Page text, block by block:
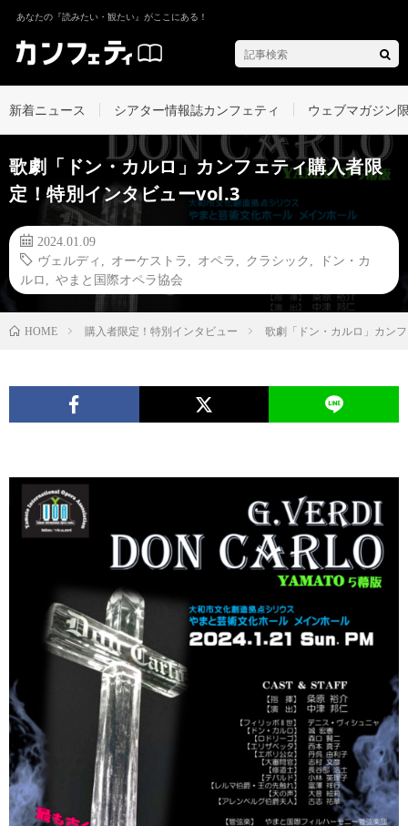
あなたの『読みたい・観たい』がここにある！
新着ニュース シアター情報誌カンフェティ ウェブマガジン
歌劇「ドン・カルロ」カンフェティ購入者限
定！特別インタビューvol.3
2024.01.09
ヴェルディ
オーケストラ オペラ クラシック
ドン・カ
ルロ
やまと国際オペラ協会
HOME 購入者限定！特別インタビュー 歌劇「ドン・カルロ」カン